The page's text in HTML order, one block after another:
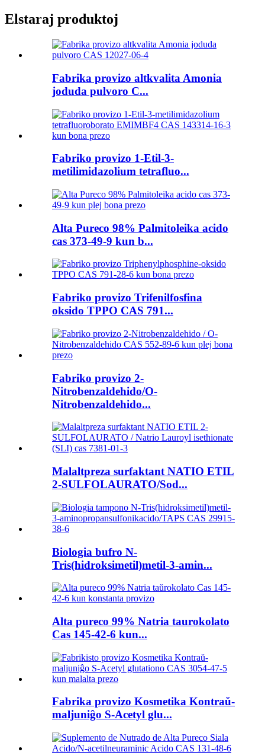
Elstaraj produktoj
Fabrika provizo altkvalita Amonia
joduda pulvoro C...
Fabriko provizo 1-Etil-3-
metilimidazolium tetrafluo...
Alta Pureco 98% Palmitoleika acido
cas 373-49-9 kun b...
Fabriko provizo Trifenilfosfina
oksido TPPO CAS 791...
Fabriko provizo 2-
Nitrobenzaldehido/O-
Nitrobenzaldehido...
Malaltpreza surfaktant NATIO ETIL
2-SULFOLAURATO/Sod...
Biologia bufro N-
Tris(hidroksimetil)metil-3-amin...
Alta pureco 99% Natria taurokolato
Cas 145-42-6 kun...
Fabrika provizo Kosmetika Kontraŭ-
maljuniĝo S-Acetyl glu...